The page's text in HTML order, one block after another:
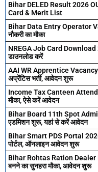
Bihar DELED Result 2026
Card & Merit List
Bihar Data Entry Operator
नौकरी का मौका
NREGA Job Card Download
डाउनलोड करें
AAI WR Apprentice Vacancy
अप्रेंटिस भर्ती, आवेदन शुरू
Income Tax Canteen
मौका, ऐसे करें आवेदन
Bihar Board 11th Spot
एडमिशन शुरू, यहां से करें आवेदन
Bihar Smart PDS Portal
पोर्टल, ऑनलाइन आवेदन शुरू
Bihar Rohtas Ration Dealer
बनने का सुनहरा मौका, आवेदन शुरू